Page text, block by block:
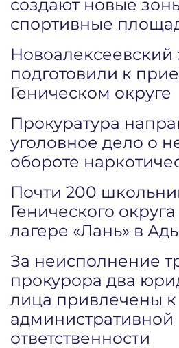
создают новые
спортивные
Новоалексеевский
подготовили к
Геническом округе
Прокуратура
уголовное дело о
обороте
Почти 200
Генического
лагере «Лань» в
За неисполнение
прокурора два
лица привлечены к
административной
ответственности